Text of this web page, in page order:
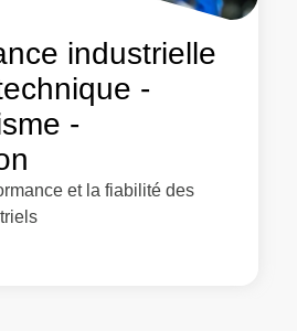
industrielle
-
-
et la fiabilité des